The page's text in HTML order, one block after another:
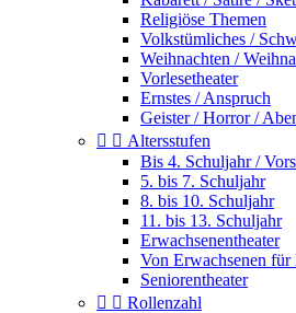
Religiöse Themen
Volkstümliches /
Weihnachten /
Vorlesetheater
Ernstes / Anspruch
Geister / Horror /
  Altersstufen
Bis 4. Schuljahr /
5. bis 7. Schuljahr
8. bis 10. Schuljahr
11. bis 13. Schuljahr
Erwachsenentheater
Von Erwachsenen
Seniorentheater
  Rollenzahl